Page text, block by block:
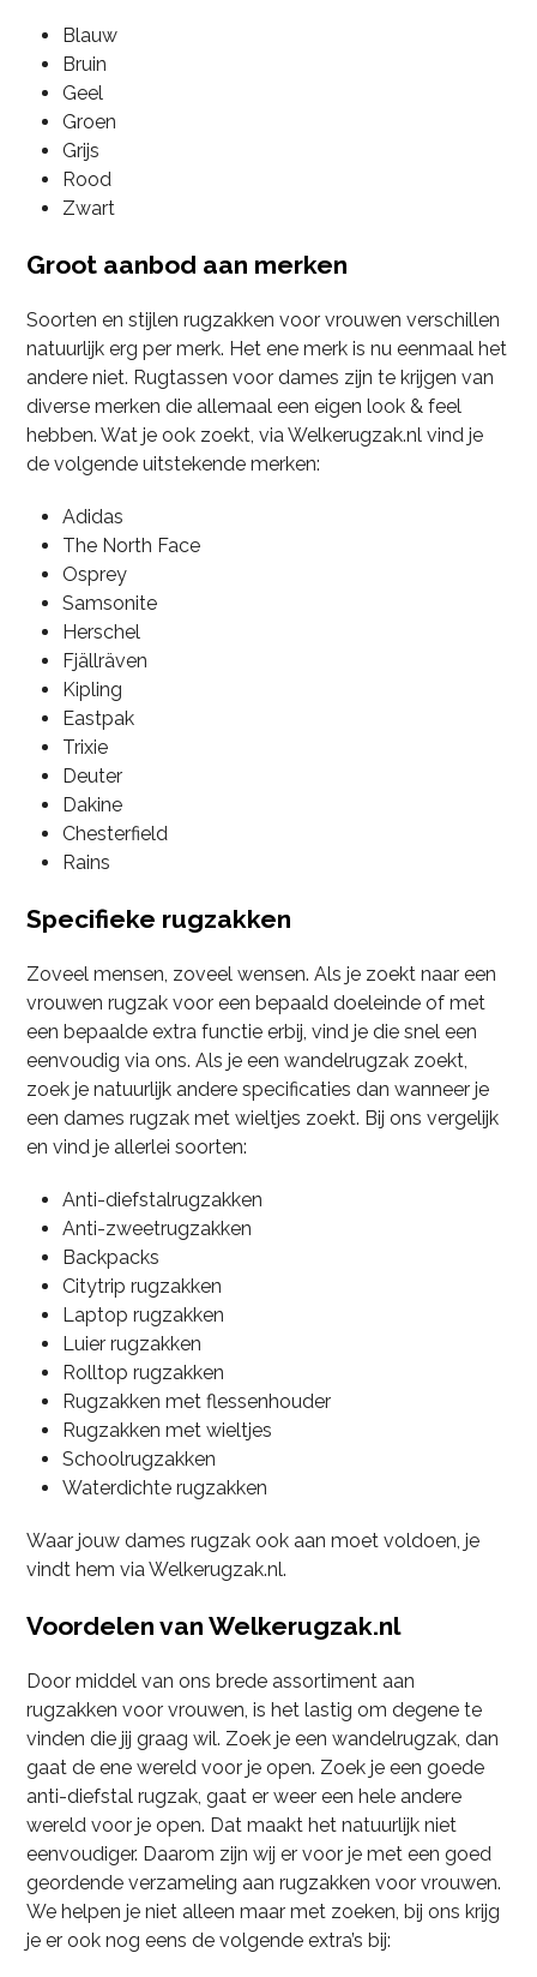
Blauw
Bruin
Geel
Groen
Grijs
Rood
Zwart
Groot aanbod aan merken
Soorten en stijlen rugzakken voor vrouwen verschillen
natuurlijk erg per merk. Het ene merk is nu eenmaal het
andere niet. Rugtassen voor dames zijn te krijgen van
diverse merken die allemaal een eigen look & feel
hebben. Wat je ook zoekt, via Welkerugzak.nl vind je
de volgende uitstekende merken:
Adidas
The North Face
Osprey
Samsonite
Herschel
Fjällräven
Kipling
Eastpak
Trixie
Deuter
Dakine
Chesterfield
Rains
Specifieke rugzakken
Zoveel mensen, zoveel wensen. Als je zoekt naar een
vrouwen rugzak voor een bepaald doeleinde of met
een bepaalde extra functie erbij, vind je die snel een
eenvoudig via ons. Als je een wandelrugzak zoekt,
zoek je natuurlijk andere specificaties dan wanneer je
een dames rugzak met wieltjes zoekt. Bij ons vergelijk
en vind je allerlei soorten:
Anti-diefstalrugzakken
Anti-zweetrugzakken
Backpacks
Citytrip rugzakken
Laptop rugzakken
Luier rugzakken
Rolltop rugzakken
Rugzakken met flessenhouder
Rugzakken met wieltjes
Schoolrugzakken
Waterdichte rugzakken
Waar jouw dames rugzak ook aan moet voldoen, je
vindt hem via Welkerugzak.nl.
Voordelen van Welkerugzak.nl
Door middel van ons brede assortiment aan
rugzakken voor vrouwen, is het lastig om degene te
vinden die jij graag wil. Zoek je een wandelrugzak, dan
gaat de ene wereld voor je open. Zoek je een goede
anti-diefstal rugzak, gaat er weer een hele andere
wereld voor je open. Dat maakt het natuurlijk niet
eenvoudiger. Daarom zijn wij er voor je met een goed
geordende verzameling aan rugzakken voor vrouwen.
We helpen je niet alleen maar met zoeken, bij ons krijg
je er ook nog eens de volgende extra’s bij: